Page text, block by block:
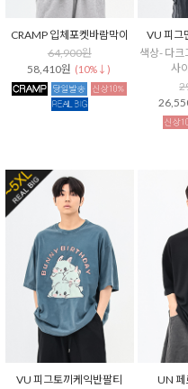
CRAMP 입체포켓바람막이
64,900원
58,410원 (10%↓)
VU 피그
색상- 다크
사
VU 피그토끼케익반팔티
UN 페